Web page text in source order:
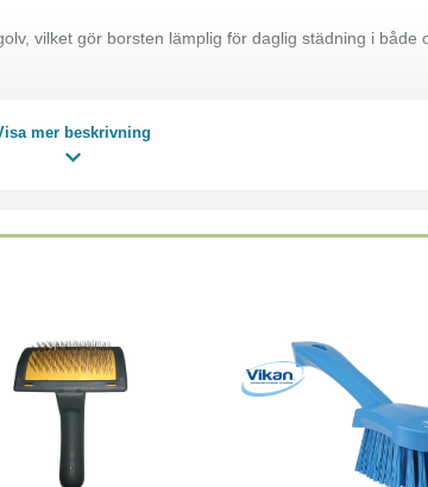
vilket gör borsten lämplig för daglig städning i
mer beskrivning
Läs mer